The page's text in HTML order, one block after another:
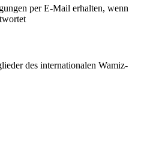
per E-Mail erhalten, wenn
des internationalen Wamiz-